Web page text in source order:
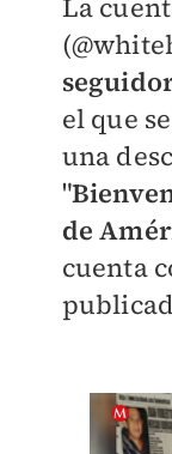
La
el que
una
"
de
cuenta